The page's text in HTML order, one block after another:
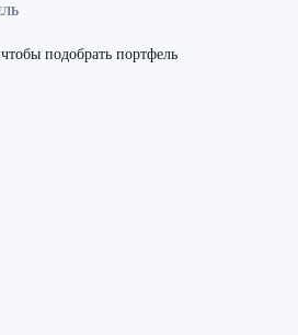
подобрать портфель